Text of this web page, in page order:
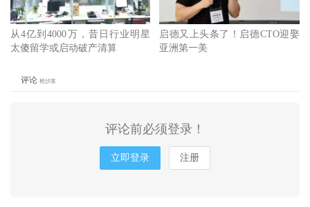
从4亿到4000万，昔日行业明星
太傻留学或启动破产清算
启德又上头条了！启德CTO迎娶
亚洲第一美
评论 抢沙发
评论前必须登录！
立即登录 注册